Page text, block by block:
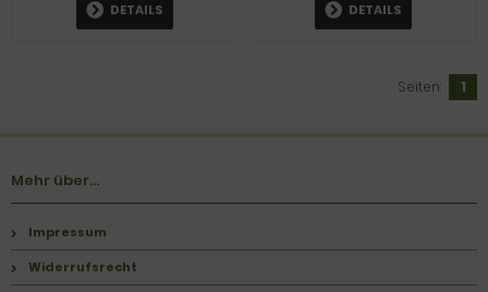
DETAILS DETAILS
Seiten: 1
Mehr über...
Impressum
Widerrufsrecht